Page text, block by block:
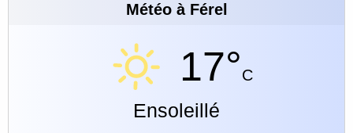
Météo à Férel
17°C
Ensoleillé